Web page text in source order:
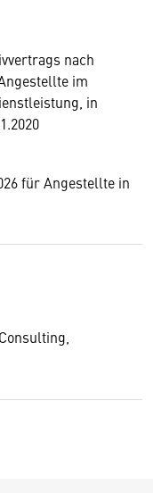
nach
im
in
für Angestellte in